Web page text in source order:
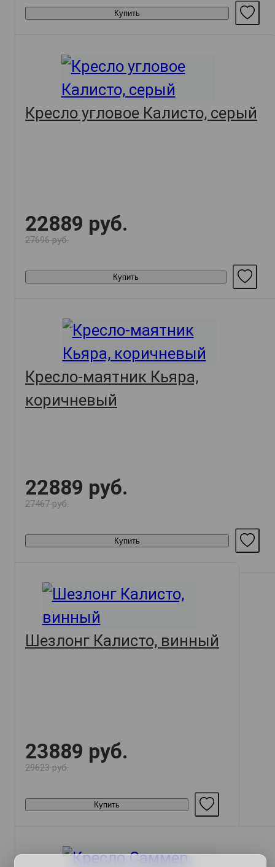
Купить
Кресло угловое Калисто, серый
22889 руб.
27696 руб.
Купить
Кресло-маятник Кьяра,
коричневый
22889 руб.
27467 руб.
Купить
Шезлонг Калисто, винный
23889 руб.
29623 руб.
Купить